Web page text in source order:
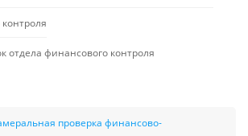
отдела финансового контроля
проверка финансово-